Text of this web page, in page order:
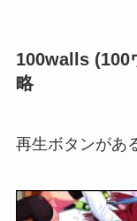
100walls (100
略
再生ボタンがあ